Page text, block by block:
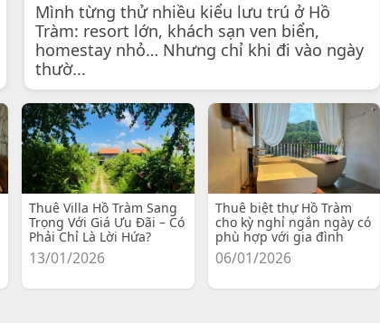
Mình từng thử nhiều kiểu lưu trú ở Hồ
Tràm: resort lớn, khách sạn ven biển,
homestay nhỏ… Nhưng chỉ khi đi vào ngày
thườ...
Thuê Villa Hồ Tràm Sang
Trọng Với Giá Ưu Đãi – Có
Phải Chỉ Là Lời Hứa?
13/01/2026
Thuê biệt thự Hồ Tràm
cho kỳ nghỉ ngắn ngày có
phù hợp với gia đình
06/01/2026